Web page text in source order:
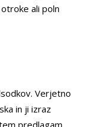
ali poln
Verjetno
in ji izraz